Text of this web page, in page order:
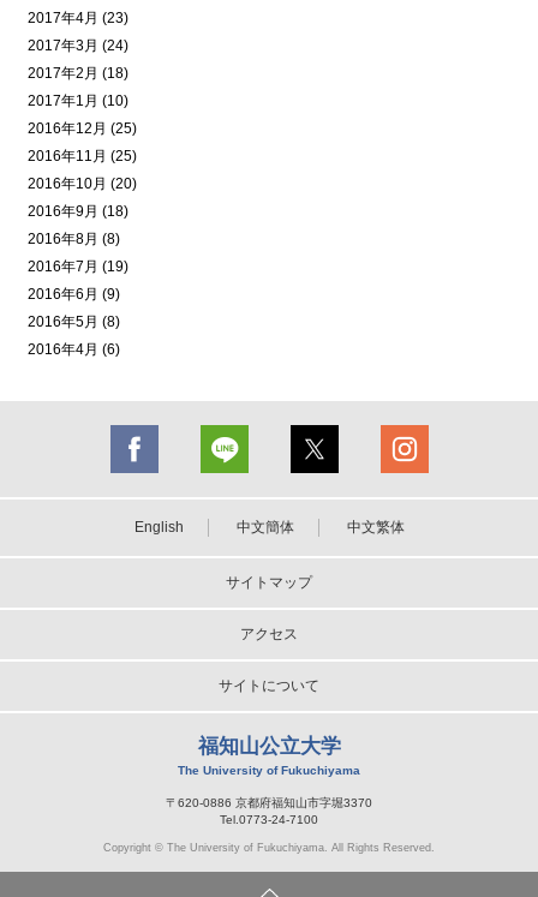
2017年4月 (23)
2017年3月 (24)
2017年2月 (18)
2017年1月 (10)
2016年12月 (25)
2016年11月 (25)
2016年10月 (20)
2016年9月 (18)
2016年8月 (8)
2016年7月 (19)
2016年6月 (9)
2016年5月 (8)
2016年4月 (6)
English 中文簡体 中文繁体
サイトマップ
アクセス
サイトについて
福知山公立大学
The University of Fukuchiyama
〒620-0886 京都府福知山市字堀3370
Tel.0773-24-7100
Copyright © The University of Fukuchiyama. All Rights Reserved.